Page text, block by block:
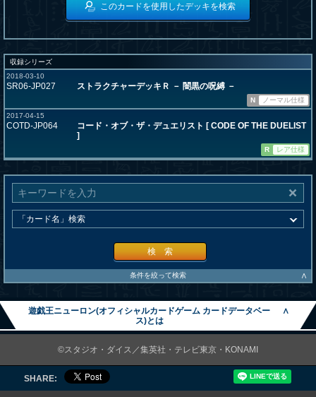
このカードを使用したデッキを検索
収録シリーズ
2018-03-10
SR06-JP027 ストラクチャーデッキＲ － 闇黒の呪縛 －
N
ノーマル仕様
2017-04-15
COTD-JP064
コード・オブ・ザ・デュエリスト [ CODE OF THE DUELIST
]
R レア仕様
検 索
条件を絞って検索 ∧
遊戯王ニューロン(オフィシャルカードゲーム カードデータベー
ス)とは
∧
©スタジオ・ダイス／集英社・テレビ東京・KONAMI
SHARE: